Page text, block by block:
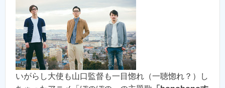
いがらし大使も山口監督も一目惚れ（一聴惚れ？）し